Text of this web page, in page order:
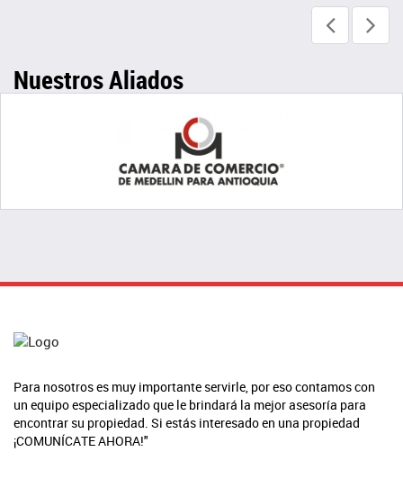
Nuestros Aliados
Para nosotros es muy importante servirle, por eso contamos con
un equipo especializado que le brindará la mejor asesoría para
encontrar su propiedad. Si estás interesado en una propiedad
¡COMUNÍCATE AHORA!"